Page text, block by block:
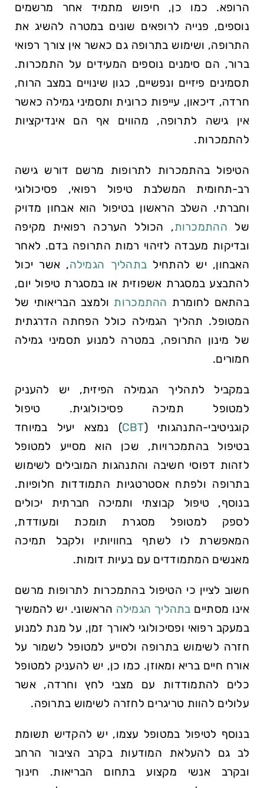
הרופא. כמו כן, חיפוש מתמיד אחר מרשמים
נוספים, פנייה לרופאים שונים במטרה להשיג את
התרופה, ושימוש בתרופה גם כאשר אין צורך רפואי
ברור, הם סימנים נוספים המעידים על התמכרות.
תסמינים פיזיים ונפשיים, כגון שינויים במצב הרוח,
חרדה, דיכאון, עייפות כרונית ותסמיני גמילה כאשר
אין גישה לתרופה, מהווים אף הם אינדיקציות
להתמכרות.
הטיפול בהתמכרות לתרופות מרשם דורש גישה
רב-תחומית המשלבת טיפול רפואי, פסיכולוגי
וחברתי. השלב הראשון בטיפול הוא אבחון מדויק
של ההתמכרות, הכולל הערכה רפואית מקיפה
ובדיקות מעבדה לזיהוי רמות התרופה בדם. לאחר
האבחון, יש להתחיל בתהליך הגמילה, אשר יכול
להתבצע במסגרת אשפוזית או במסגרת טיפול יום,
בהתאם לחומרת ההתמכרות ולמצב הבריאותי של
המטופל. תהליך הגמילה כולל הפחתה הדרגתית
של מינון התרופה, במטרה למנוע תסמיני גמילה
חמורים.
במקביל לתהליך הגמילה הפיזית, יש להעניק
למטופל תמיכה פסיכולוגית. טיפול
קוגניטיבי-התנהגותי (CBT) נמצא יעיל במיוחד
בטיפול בהתמכרויות, שכן הוא מסייע למטופל
לזהות דפוסי חשיבה והתנהגות המובילים לשימוש
בתרופה ולפתח אסטרטגיות התמודדות חלופיות.
בנוסף, טיפול קבוצתי ותמיכה חברתית יכולים
לספק למטופל מסגרת תומכת ומעודדת,
המאפשרת לו לשתף בחוויותיו ולקבל תמיכה
מאנשים המתמודדים עם בעיות דומות.
חשוב לציין כי הטיפול בהתמכרות לתרופות מרשם
אינו מסתיים בתהליך הגמילה הראשוני. יש להמשיך
במעקב רפואי ופסיכולוגי לאורך זמן, על מנת למנוע
חזרה לשימוש בתרופה ולסייע למטופל לשמור על
אורח חיים בריא ומאוזן. כמו כן, יש להעניק למטופל
כלים להתמודדות עם מצבי לחץ וחרדה, אשר
עלולים להוות טריגרים לחזרה לשימוש בתרופה.
בנוסף לטיפול במטופל עצמו, יש להקדיש תשומת
לב גם להעלאת המודעות בקרב הציבור הרחב
ובקרב אנשי מקצוע בתחום הבריאות. חינוך